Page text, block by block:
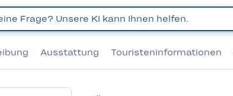
Ausstattung Touristeninformationen